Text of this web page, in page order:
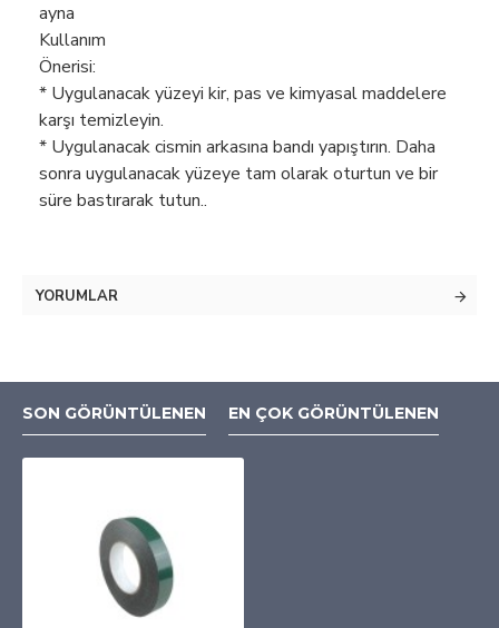
Kullanım
* Uygulanacak yüzeyi kir, pas ve kimyasal maddelere
karşı temizleyin.
* Uygulanacak cismin arkasına bandı yapıştırın. Daha
sonra uygulanacak yüzeye tam olarak oturtun ve bir
süre bastırarak tutun..
YORUMLAR
SON GÖRÜNTÜLENEN EN ÇOK GÖRÜNTÜLENEN